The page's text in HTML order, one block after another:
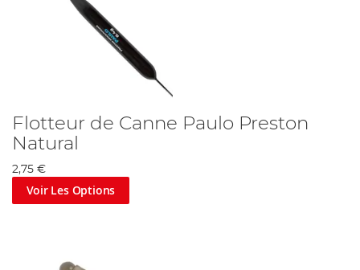
Flotteur de Canne Paulo Preston
Natural
2,75 €
Voir Les Options